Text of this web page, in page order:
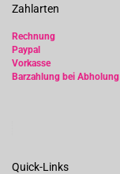
Zahlarten
Rechnung
Paypal
Vorkasse
Barzahlung bei Abholung
Quick-Links